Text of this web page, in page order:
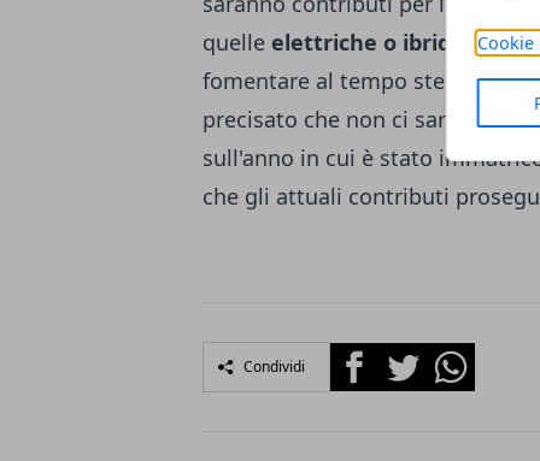
Cookie
quelle elettriche o ibride
.
fomentare al tempo stesso una
precisato che non ci saranno
sull'anno in cui è stato
che gli attuali contributi
Condividi FacebookTwitterWhatsapp